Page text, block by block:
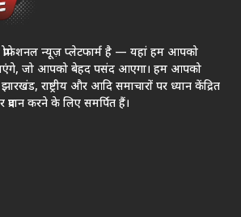
न्यूज़ प्लेटफार्म है — यहां हम आपको
जो आपको बेहद पसंद आएगा। हम आपको
राष्ट्रीय और आदि समाचारों पर ध्यान केंद्रित
करने के लिए समर्पित हैं।